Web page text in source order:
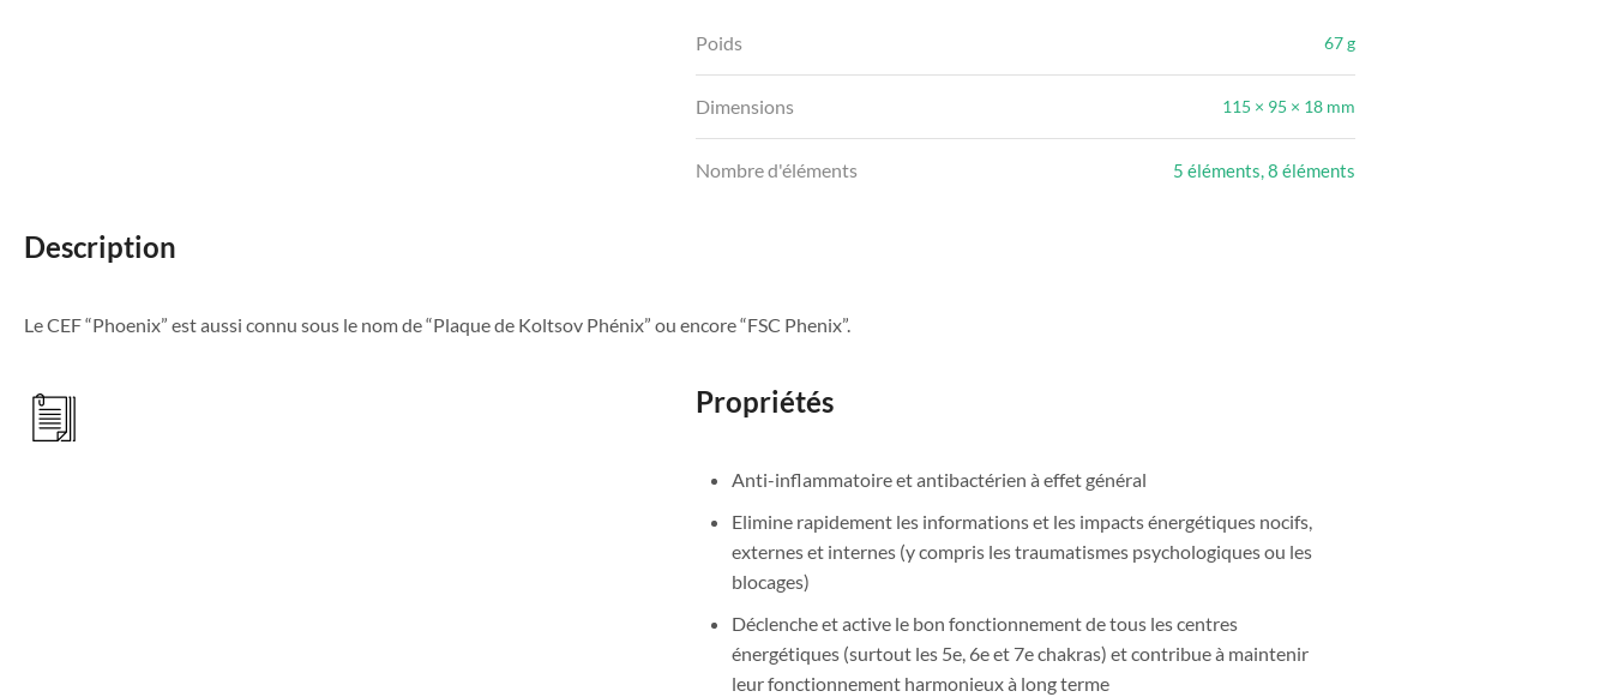
Poids 67 g
Dimensions 115 × 95 × 18 mm
Nombre d'éléments 5 éléments, 8 éléments
Description
Le CEF “Phoenix” est aussi connu sous le nom de “Plaque de Koltsov Phénix” ou encore “FSC Phenix”.
Propriétés
Anti-inflammatoire et antibactérien à effet général
Elimine rapidement les informations et les impacts énergétiques nocifs,
externes et internes (y compris les traumatismes psychologiques ou les
blocages)
Déclenche et active le bon fonctionnement de tous les centres
énergétiques (surtout les 5e, 6e et 7e chakras) et contribue à maintenir
leur fonctionnement harmonieux à long terme